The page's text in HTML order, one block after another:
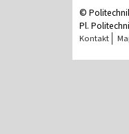
©
Pl.
Kontakt